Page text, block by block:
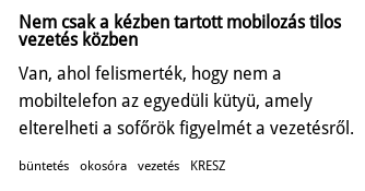
Nem csak a kézben tartott mobilozás tilos
vezetés közben
Van, ahol felismerték, hogy nem a
mobiltelefon az egyedüli kütyü, amely
elterelheti a sofőrök figyelmét a vezetésről.
büntetés okosóra vezetés KRESZ